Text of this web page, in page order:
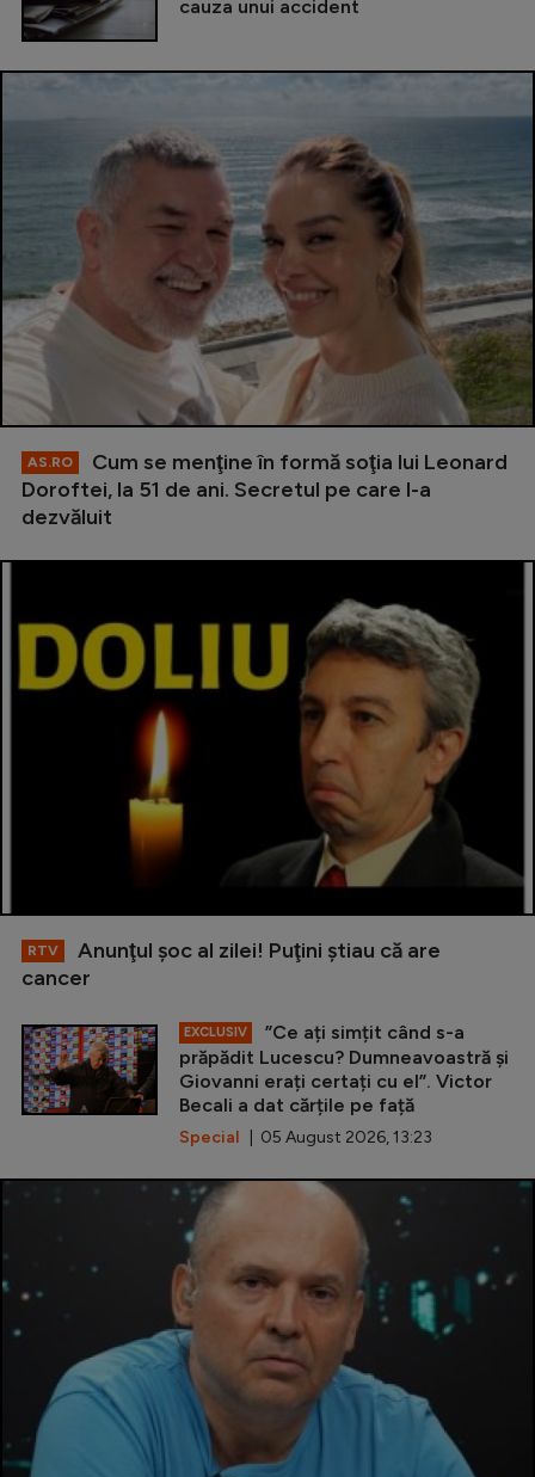
cauza unui accident
AS.RO
Cum se menţine în formă soţia lui Leonard
Doroftei, la 51 de ani. Secretul pe care l-a
dezvăluit
RTV
Anunţul şoc al zilei! Puţini ştiau că are
cancer
EXCLUSIV
”Ce ați simțit când s-a
prăpădit Lucescu? Dumneavoastră și
Giovanni erați certați cu el”. Victor
Becali a dat cărțile pe față
Special | 05 August 2026, 13:23